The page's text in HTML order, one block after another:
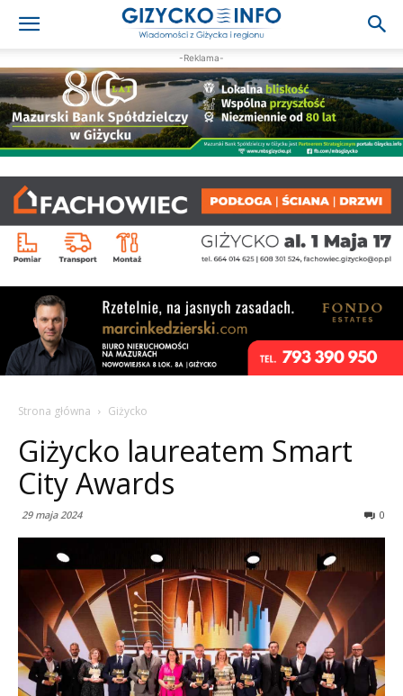
-Reklama-
Strona główna Giżycko
Giżycko laureatem Smart
City Awards
29 maja 2024 0